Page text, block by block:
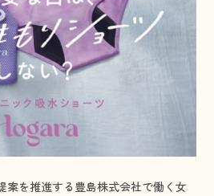
案を推進する豊島株式会社で働く女